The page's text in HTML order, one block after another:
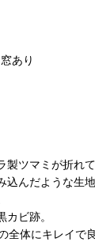
あり
ツマミが折れて
んだような生地
ビ跡。
全体にキレイで